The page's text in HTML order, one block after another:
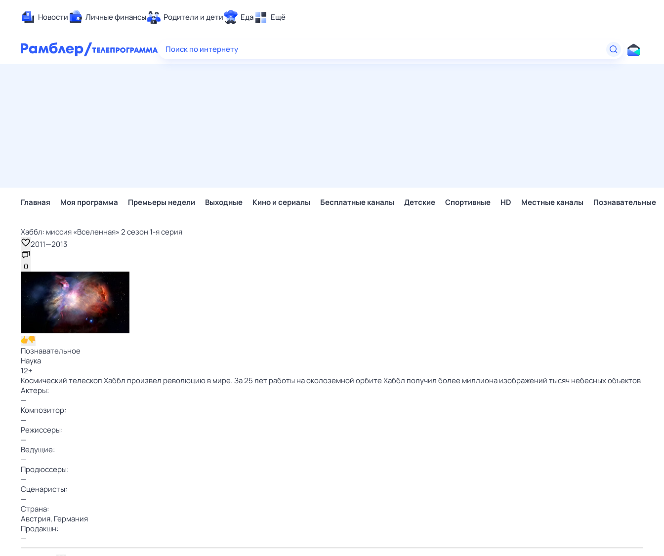
Новости Личные финансы Родители и дети Еда Ещё
Здоровье
Поиск по интернету
Главная Моя программа Премьеры недели Выходные Кино и сериалы Бесплатные каналы Детские Спортивные HD Местные каналы Познавательные
Хаббл: миссия «Вселенная» 2 сезон 1-я серия
2011—2013
0
Познавательное
Наука
12+
Космический телескоп Хаббл произвел революцию в мире. За 25 лет работы на околоземной орбите Хаббл получил более миллиона изображений тысяч небесных объектов
Актеры:
—
Композитор:
—
Режиссеры:
—
Ведущие:
—
Продюссеры:
—
Сценаристы:
—
Страна:
Австрия, Германия
Продакшн:
—